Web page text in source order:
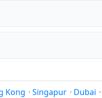
Kong · Singapur · Dubai ·